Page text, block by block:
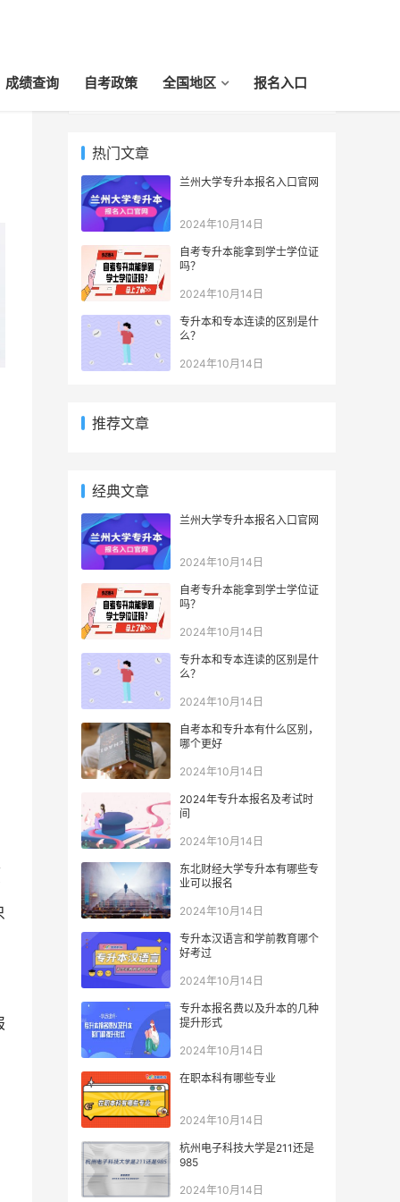
成绩查询 自考政策 全国地区 报名入口
热门文章
兰州大学专升本报名入口官网
2024年10月14日
自考专升本能拿到学士学位证
吗？
2024年10月14日
专升本和专本连读的区别是什
么？
2024年10月14日
推荐文章
经典文章
兰州大学专升本报名入口官网
2024年10月14日
自考专升本能拿到学士学位证
吗？
2024年10月14日
专升本和专本连读的区别是什
么？
2024年10月14日
自考本和专升本有什么区别，
哪个更好
2024年10月14日
2024年专升本报名及考试时
间
2024年10月14日
东北财经大学专升本有哪些专
业可以报名
2024年10月14日
专升本汉语言和学前教育哪个
好考过
2024年10月14日
专升本报名费以及升本的几种
提升形式
2024年10月14日
在职本科有哪些专业
2024年10月14日
杭州电子科技大学是211还是
985
2024年10月14日